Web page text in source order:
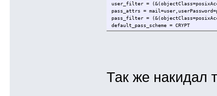
user_filter =
pass_attrs =
pass_filter =
default_pass_scheme = CRYPT
Так же накидал